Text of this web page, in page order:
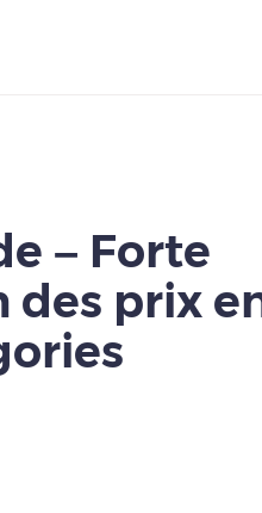
– Forte
des prix